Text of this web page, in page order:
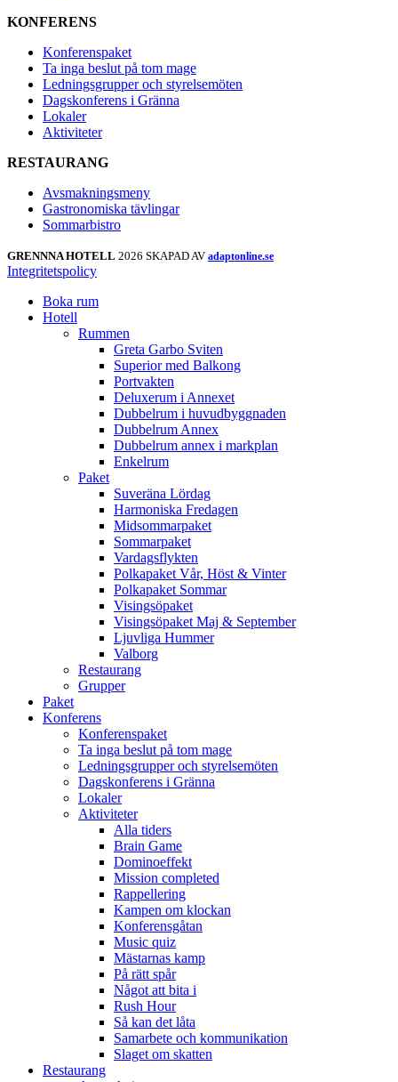
KONFERENS
Konferenspaket
Ta inga beslut på tom mage
Ledningsgrupper och styrelsemöten
Dagskonferens i Gränna
Lokaler
Aktiviteter
RESTAURANG
Avsmakningsmeny
Gastronomiska tävlingar
Sommarbistro
GRENNNA HOTELL 2026 SKAPAD AV adaptonline.se
Integritetspolicy
Boka rum
Hotell
Rummen
Greta Garbo Sviten
Superior med Balkong
Portvakten
Deluxerum i Annexet
Dubbelrum i huvudbyggnaden
Dubbelrum Annex
Dubbelrum annex i markplan
Enkelrum
Paket
Suveräna Lördag
Harmoniska Fredagen
Midsommarpaket
Sommarpaket
Vardagsflykten
Polkapaket Vår, Höst & Vinter
Polkapaket Sommar
Visingsöpaket
Visingsöpaket Maj & September
Ljuvliga Hummer
Valborg
Restaurang
Grupper
Paket
Konferens
Konferenspaket
Ta inga beslut på tom mage
Ledningsgrupper och styrelsemöten
Dagskonferens i Gränna
Lokaler
Aktiviteter
Alla tiders
Brain Game
Dominoeffekt
Mission completed
Rappellering
Kampen om klockan
Konferensgåtan
Music quiz
Mästarnas kamp
På rätt spår
Något att bita i
Rush Hour
Så kan det låta
Samarbete och kommunikation
Slaget om skatten
Restaurang